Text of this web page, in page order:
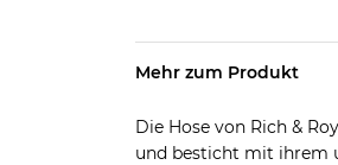
Mehr zum Produkt
Die Hose von Rich &
und besticht mit ihrem